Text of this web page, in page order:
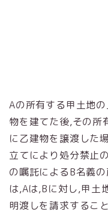
Aの所有する甲土地
物を建てた後,その所
に乙建物を譲渡した
立てにより処分禁止
の嘱託によるB名義
は,Aは,Bに対し,甲土
明渡しを請求するこ